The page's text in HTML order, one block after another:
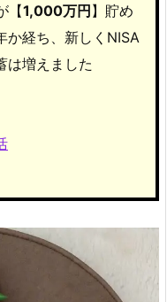
【1,000万円】貯め
か経ち、新しくNISA
は増えました